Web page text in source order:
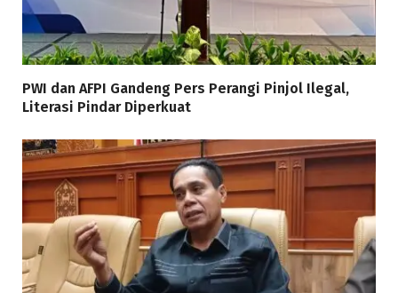
PWI dan AFPI Gandeng Pers Perangi Pinjol Ilegal,
Literasi Pindar Diperkuat